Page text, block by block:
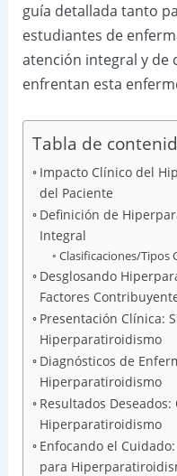
guía detallada tanto
estudiantes de
atención integral y de
enfrentan esta
Tabla de
Impacto Clínico del
del Paciente
Definición de
Integral
Clasificaciones/Tipos
Desglosando
Factores
Presentación Clínica:
Hiperparatiroidismo
Diagnósticos de
Hiperparatiroidismo
Resultados
Hiperparatiroidismo
Enfocando el
para